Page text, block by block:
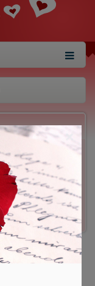
Inloggen!